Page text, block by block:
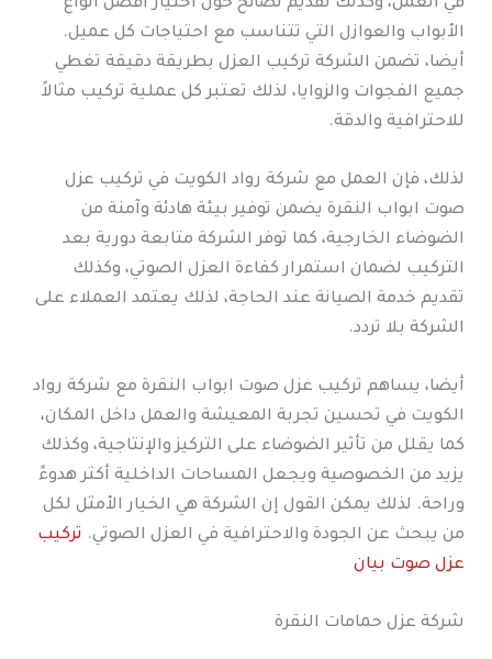
الأبواب والعوازل التي تتناسب مع احتياجات كل عميل.
أيضا، تضمن الشركة تركيب العزل بطريقة دقيقة تغطي
جميع الفجوات والزوايا، لذلك تعتبر كل عملية تركيب مثالاً
للاحترافية والدقة.
لذلك، فإن العمل مع شركة رواد الكويت في تركيب عزل
صوت ابواب النقرة يضمن توفير بيئة هادئة وآمنة من
الضوضاء الخارجية، كما توفر الشركة متابعة دورية بعد
التركيب لضمان استمرار كفاءة العزل الصوتي، وكذلك
تقديم خدمة الصيانة عند الحاجة، لذلك يعتمد العملاء على
الشركة بلا تردد.
أيضا، يساهم تركيب عزل صوت ابواب النقرة مع شركة رواد
الكويت في تحسين تجربة المعيشة والعمل داخل المكان،
كما يقلل من تأثير الضوضاء على التركيز والإنتاجية، وكذلك
يزيد من الخصوصية ويجعل المساحات الداخلية أكثر هدوءً
وراحة. لذلك يمكن القول إن الشركة هي الخيار الأمثل لكل
من يبحث عن الجودة والاحترافية في العزل الصوتي. تركيب
عزل صوت بيان
شركة عزل حمامات النقرة